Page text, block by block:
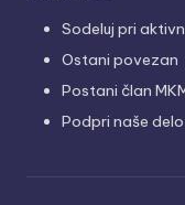
Sodeluj pri
Ostani povezan
Postani član
Podpri naše delo